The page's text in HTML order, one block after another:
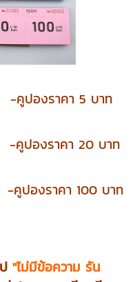
-คูปองราคา 5 บาท
-คูปองราคา 20 บาท
คูปองราคา 100 บาท
"ไม่มีข้อความ รัน